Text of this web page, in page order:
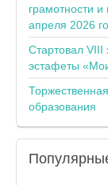
грамотности
апреля 2026
Стартовал VIII
эстафеты
образования